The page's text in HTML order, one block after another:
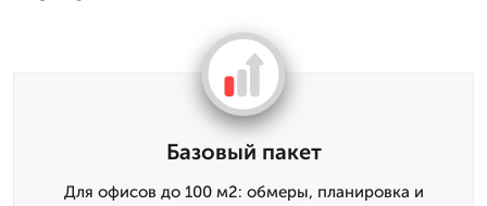
Базовый пакет
Для офисов до 100 м2: обмеры, планировка и